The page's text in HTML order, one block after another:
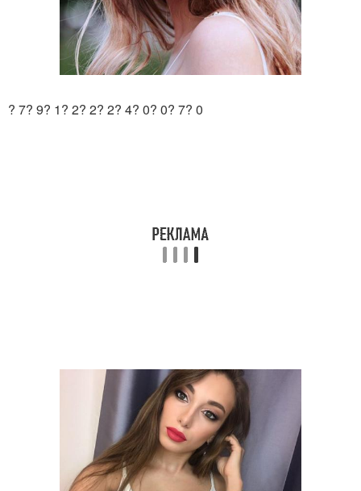
? 7? 9? 1? 2? 2? 2? 4? 0? 0? 7? 0